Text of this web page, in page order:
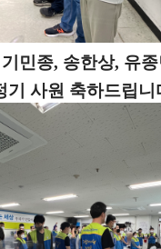
민종, 송한상, 유
기 사원 축하드립니